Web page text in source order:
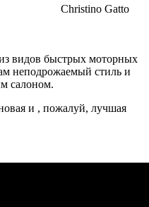
Christino Gatto
видов быстрых моторных
неподрожаемый стиль и
салоном.
и , пожалуй, лучшая